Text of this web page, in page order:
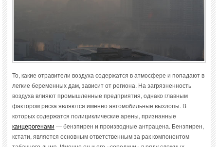
То, какие отравители воздуха содержатся в атмосфере и попадают в
легкие беременных дам, зависит от региона. На загрязненность
воздуха влияют промышленные предприятия, однако главным
фактором риска являются именно автомобильные выхлопы. В
которых содержатся полициклические арены, признанные
канцерогенами — бензпирен и производные антрацена. Бензпирен,
кстати, является основным ответственным за рак компонентом